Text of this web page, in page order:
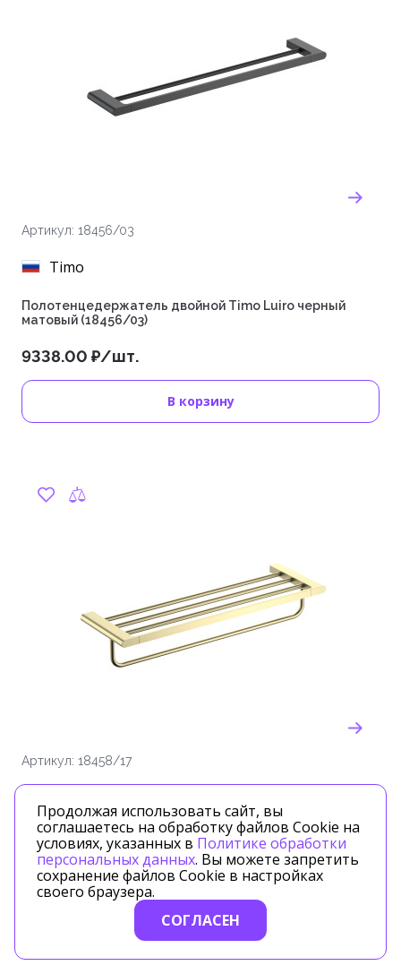
Артикул: 18456/03
Timo
Полотенцедержатель двойной Timo Luiro черный
матовый (18456/03)
9338.00 ₽/шт.
В корзину
Артикул: 18458/17
Полка для полотенец Timo Luiro золото матовое
(18458/17)
17787.00 ₽/шт.
В корзину
Продолжая использовать сайт, вы
соглашаетесь на обработку файлов Cookie на
условиях, указанных в Политике обработки
персональных данных. Вы можете запретить
сохранение файлов Cookie в настройках
своего браузера.
СОГЛАСЕН